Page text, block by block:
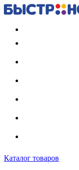
Каталог товаров